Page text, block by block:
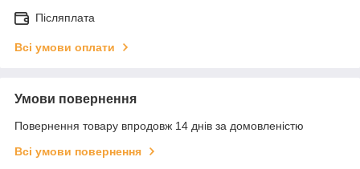
Післяплата
Всі умови оплати
Умови повернення
Повернення товару впродовж 14 днів за домовленістю
Всі умови повернення